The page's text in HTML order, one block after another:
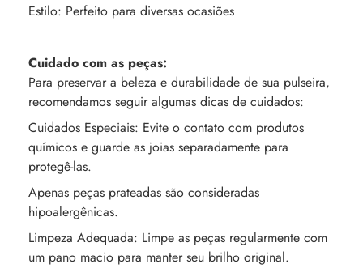
Estilo: Perfeito para diversas ocasiões
Cuidado com as peças:
Para preservar a beleza e durabilidade de sua pulseira,
recomendamos seguir algumas dicas de cuidados:
Cuidados Especiais: Evite o contato com produtos
químicos e guarde as joias separadamente para
protegê-las.
Apenas peças prateadas são consideradas
hipoalergênicas.
Limpeza Adequada: Limpe as peças regularmente com
um pano macio para manter seu brilho original.